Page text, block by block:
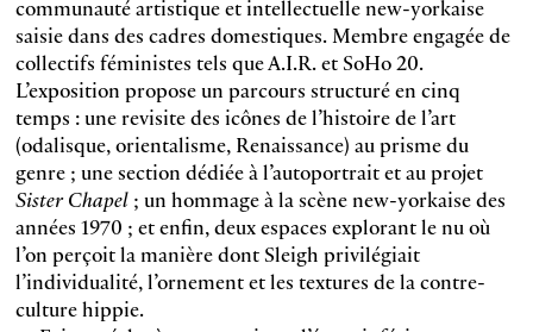
communauté artistique et intellectuelle new-yorkaise
saisie dans des cadres domestiques. Membre engagée de
collectifs féministes tels que A.I.R. et SoHo 20.
L’exposition propose un parcours structuré en cinq
temps : une revisite des icônes de l’histoire de l’art
(odalisque, orientalisme, Renaissance) au prisme du
genre ; une section dédiée à l’autoportrait et au projet
Sister Chapel; un hommage à la scène new-yorkaise des
années 1970 ; et enfin, deux espaces explorant le nu où
l’on perçoit la manière dont Sleigh privilégiait
l’individualité, l’ornement et les textures de la contre-
culture hippie.